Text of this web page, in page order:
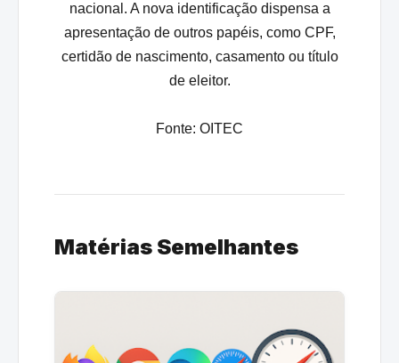
nacional. A nova identificação dispensa a
apresentação de outros papéis, como CPF,
certidão de nascimento, casamento ou título
de eleitor.
Fonte: OITEC
Matérias Semelhantes